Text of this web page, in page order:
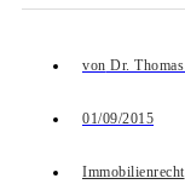
von Dr.
01/09/2015
Immobilienrecht